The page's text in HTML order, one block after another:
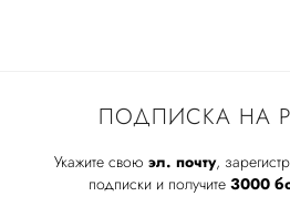
ПОДПИСКА НА
Укажите свою эл. почту,
подписки и получите 3000